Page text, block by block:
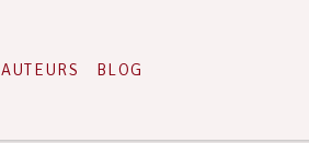
AUTEURS BLOG